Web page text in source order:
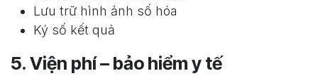
Lưu trữ hình ảnh số hóa
Ký số kết quả
5. Viện phí – bảo hiểm y tế